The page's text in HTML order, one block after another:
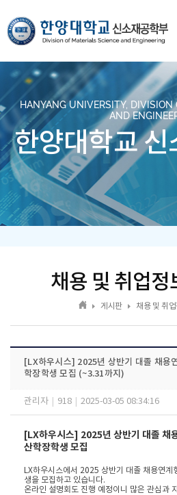
HANYANG UNIVERSITY, DIVISION
AND
한양대학교
채용 및 취업정
게시판 채용 및 취업
[LX하우시스] 2025년 상반기 대졸 채용
학장학생 모집 (~3.31까지)
관리자 918 2025-03-05 08:34:16
[LX하우시스] 2025년 상반기 대졸 채
산학장학생 모집
LX하우시스에서 2025 상반기 대졸 채용연계
생을 모집하고 있습니다.
온라인 설명회도 진행 예정이니 많은 관심과